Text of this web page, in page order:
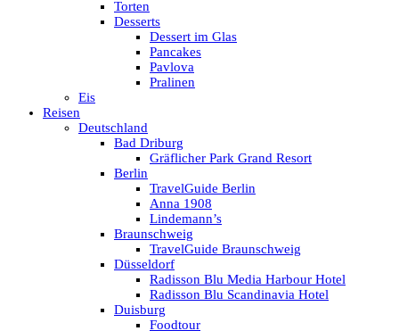
Torten
Desserts
Dessert im Glas
Pancakes
Pavlova
Pralinen
Eis
Reisen
Deutschland
Bad Driburg
Gräflicher Park Grand Resort
Berlin
TravelGuide Berlin
Anna 1908
Lindemann’s
Braunschweig
TravelGuide Braunschweig
Düsseldorf
Radisson Blu Media Harbour Hotel
Radisson Blu Scandinavia Hotel
Duisburg
Foodtour